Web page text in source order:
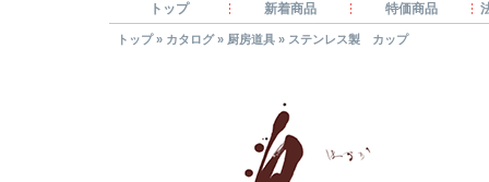
トップ 新着商品 特価商品
トップ» カタログ» 厨房道具 » ステンレス製 カップ